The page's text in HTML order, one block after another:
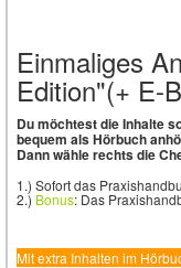
Einmaliges
Edition"(+ E-
Du möchtest die Inhalte
bequem als Hörbuch
Dann wähle rechts die
1.) Sofort das
2.) Bonus: Das
Mit extra Inhalten im